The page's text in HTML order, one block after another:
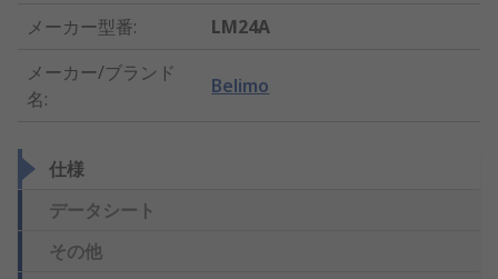
メーカー型番:
LM24A
メーカー/ブランド
名:
Belimo
仕様
データシート
その他